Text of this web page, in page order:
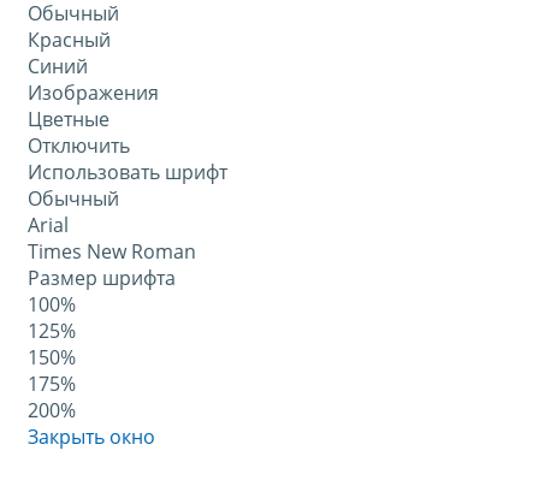
Обычный
Красный
Синий
Изображения
Цветные
Отключить
Использовать шрифт
Обычный
Arial
Times New Roman
Размер шрифта
100%
125%
150%
175%
200%
Закрыть окно